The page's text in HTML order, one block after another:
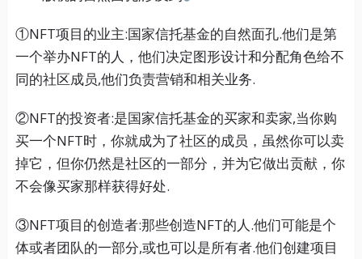
①NFT项目的业主:国家信托基金的自然面孔.他们是第
一个举办NFT的人，他们决定图形设计和分配角色给不
同的社区成员,他们负责营销和相关业务.
②NFT的投资者:是国家信托基金的买家和卖家,当你购
买一个NFT时，你就成为了社区的成员，虽然你可以卖
掉它，但你仍然是社区的一部分，并为它做出贡献，你
不会像买家那样获得好处.
③NFT项目的创造者:那些创造NFT的人.他们可能是个
体或者团队的一部分,或也可以是所有者.他们创建项目